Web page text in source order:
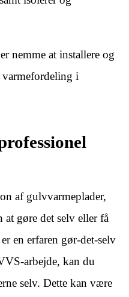
nemme at installere og
i
af gulvvarmeplader,
gøre det selv eller få
en erfaren gør-det-selv
arbejde, kan du
selv. Dette kan være